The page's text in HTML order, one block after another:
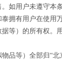
如用户未遵守本
拥有用户在使用
等）的所有权。
品等）全部归“北